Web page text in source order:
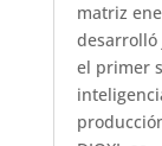
matriz
el primer